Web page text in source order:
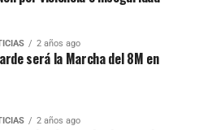
2 años ago
será la Marcha del 8M en
2 años ago